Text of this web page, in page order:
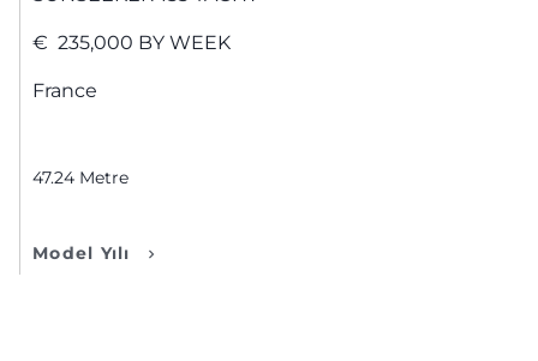
€ 235,000 BY WEEK
France
47.24 Metre
Model Yılı